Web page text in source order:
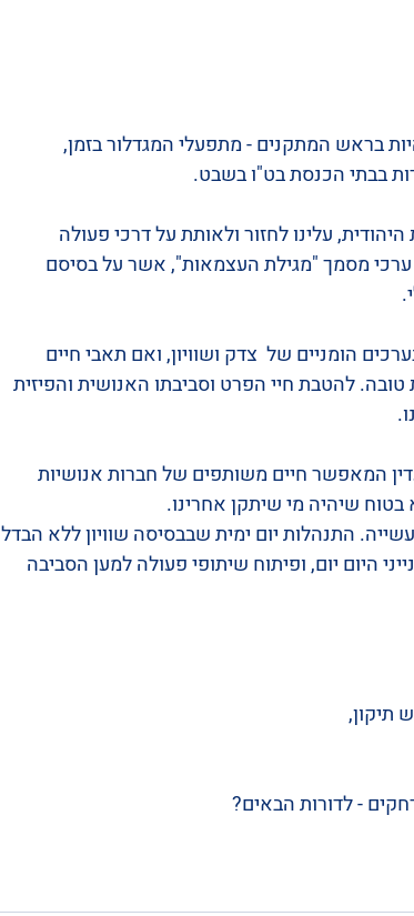
בראש המתקנים - מתפעלי המגדלור בזמן,
בבתי הכנסת בט"ו בשבט.
עלינו לחזור ולאותת על דרכי פעולה
ערכי מסמך "מגילת העצמאות", אשר על בסיסם
הומניים של  צדק ושוויון, ואם תאבי חיים
להטבת חיי הפרט וסביבתו האנושית והפיזית
המאפשר חיים משותפים של חברות אנושיות
שיהיה מי שיתקן אחרינו.
התנהלות יום ימית שבבסיסה שוויון ללא הבדל
היום יום, ופיתוח שיתופי פעולה למען הסביבה
תיקון,
- לדורות הבאים?